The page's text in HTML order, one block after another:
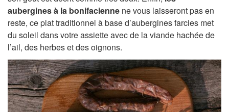
aubergines à la bonifacienne ne vous laisseront pas en
reste, ce plat traditionnel à base d’aubergines farcies met
du soleil dans votre assiette avec de la viande hachée de
l’ail, des herbes et des oignons.